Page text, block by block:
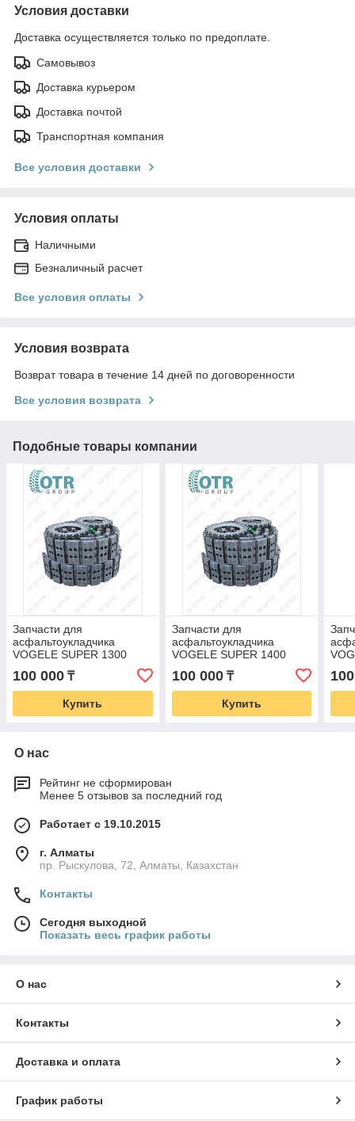
Условия доставки
Доставка осуществляется только по предоплате.
Самовывоз
Доставка курьером
Доставка почтой
Транспортная компания
Все условия доставки
Условия оплаты
Наличными
Безналичный расчет
Все условия оплаты
Условия возврата
Возврат товара в течение 14 дней по договоренности
Все условия возврата
Подобные товары компании
Запчасти для
асфальтоукладчика
VOGELE SUPER 1300
100 000 ₸
Купить
Запчасти для
асфальтоукладчика
VOGELE SUPER 1400
100 000₸
Купить
О нас
Рейтинг не сформирован
Менее 5 отзывов за последний год
Работает с 19.10.2015
г. Алматы
пр. Рыскулова, 72, Алматы, Казахстан
Контакты
Сегодня выходной
Показать весь график работы
О нас
Контакты
Доставка и оплата
График работы